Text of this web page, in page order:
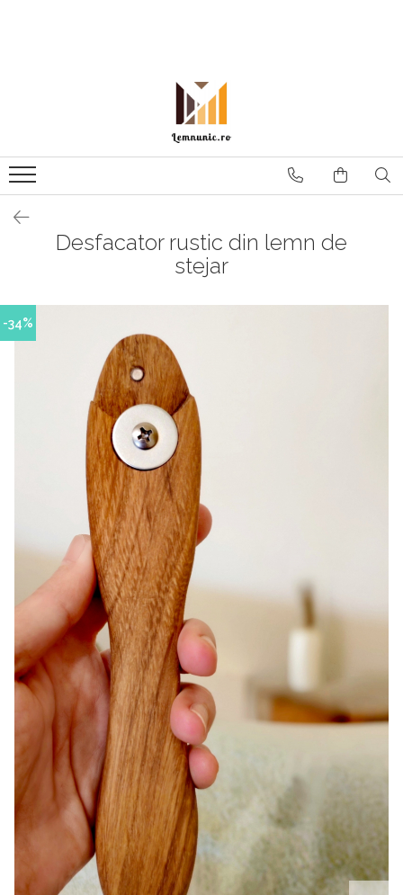
Accesorii
Decoratiuni
Desfacator rustic din lemn de
stejar
-34%